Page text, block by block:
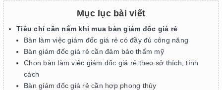
Mục lục bài viết
Tiêu chí cần nắm khi mua bàn giám đốc giá rẻ
Bàn làm việc giám đốc giá rẻ có đầy đủ công năng
Bàn giám đốc giá rẻ cần đảm bảo thẩm mỹ
Chọn bàn làm việc giám đốc giá rẻ theo sở thích, tính
cách
Bàn giám đốc giá rẻ cần hợp phong thủy